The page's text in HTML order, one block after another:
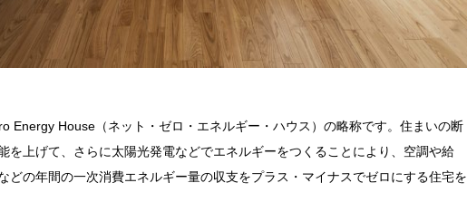
Energy House（ネット・ゼロ・エネルギー・ハウス）の略称です。住まいの断
を上げて、さらに太陽光発電などでエネルギーをつくることにより、空調や給
どの年間の一次消費エネルギー量の収支をプラス・マイナスでゼロにする住宅を